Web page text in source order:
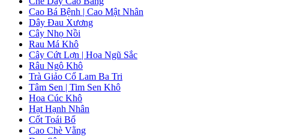
Cao Bá Bệnh | Cao Mật Nhân
Dây Đau Xương
Cây Nhọ Nồi
Rau Má Khô
Cây Cứt Lợn | Hoa Ngũ Sắc
Râu Ngô Khô
Trà Giảo Cổ Lam Ba Tri
Tâm Sen | Tim Sen Khô
Hoa Cúc Khô
Hạt Hạnh Nhân
Cốt Toái Bổ
Cao Chè Vằng